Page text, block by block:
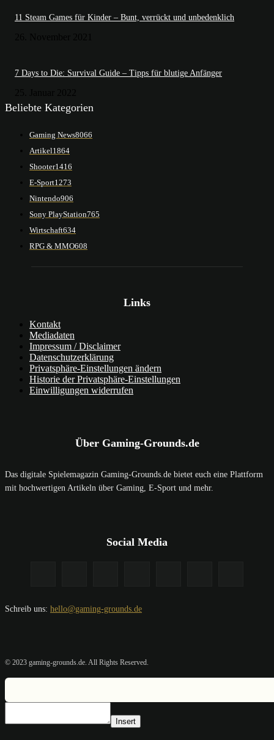
11 Steam Games für Kinder – Bunt, verrückt und unbedenklich
7 Days to Die: Survival Guide – Tipps für blutige Anfänger
Beliebte Kategorien
Gaming News8066
Artikel1864
Shooter1416
E-Sport1273
Nintendo906
Sony PlayStation765
Wirtschaft634
RPG & MMO608
Links
Kontakt
Mediadaten
Impressum / Disclaimer
Datenschutzerklärung
Privatsphäre-Einstellungen ändern
Historie der Privatsphäre-Einstellungen
Einwilligungen widerrufen
Über Gaming-Grounds.de
Das digitale Spielemagazin Gaming-Grounds.de bietet euch eine Plattform
mit hochwertigen Artikeln über Gaming, E-Sport und mehr.
Social Media
Schreib uns: hello@gaming-grounds.de
© 2023 gaming-grounds.de. All Rights Reserved.
Insert